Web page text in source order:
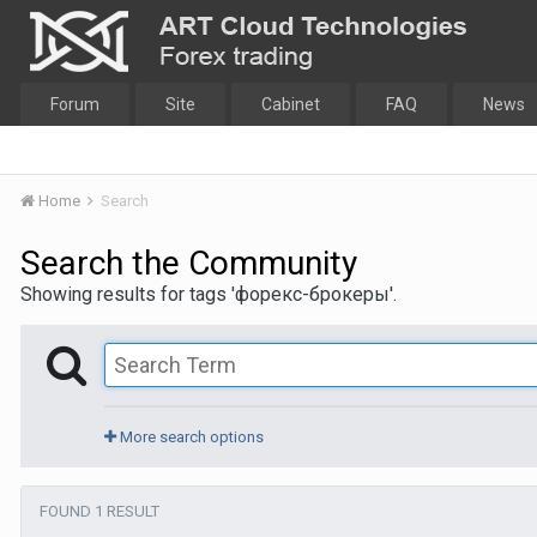
Forum Site Cabinet FAQ News
Home Search
Search the Community
Showing results for tags 'форекс-брокеры'.
More search options
FOUND 1 RESULT